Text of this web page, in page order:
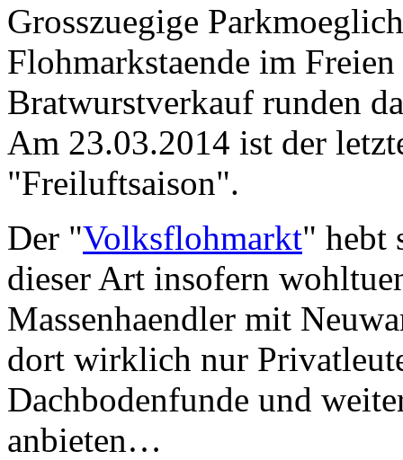
Grosszuegige
Flohmarkstaende im
Bratwurstverkauf runden
Am 23.03.2014 ist der
"Freiluftsaison".
Der "Volksflohmarkt" hebt
dieser Art insofern
Massenhaendler mit
dort wirklich nur
Dachbodenfunde und
anbieten…